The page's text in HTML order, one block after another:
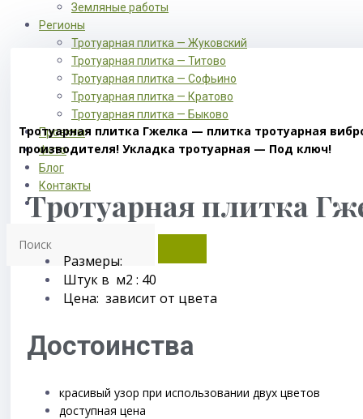
Земляные работы
Регионы
Тротуарная плитка — Жуковский
Тротуарная плитка — Титово
Тротуарная плитка — Софьино
Тротуарная плитка — Кратово
Тротуарная плитка — Быково
Проекты
Фото
Блог
Контакты
Тротуарная плитка Гжелка — плитка тротуарная
производителя! Укладка тротуарная — Под ключ!
Тротуарная плитка
Размеры:
Штук в м2 : 40
Цена: зависит от цвета
Достоинства
красивый узор при использовании двух цветов
доступная цена